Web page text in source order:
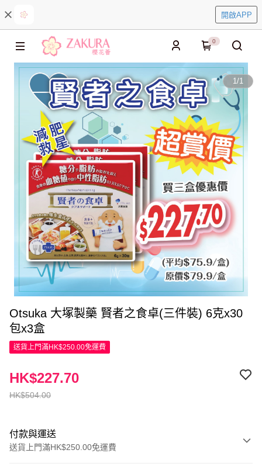
開啟APP
0
1/1
Otsuka 大塚製藥 賢者之食卓(三件裝) 6克x30
包x3盒
送貨上門滿HK$250.00免運費
HK$504.00
HK$227.70
付款與運送
送貨上門滿HK$250.00免運費